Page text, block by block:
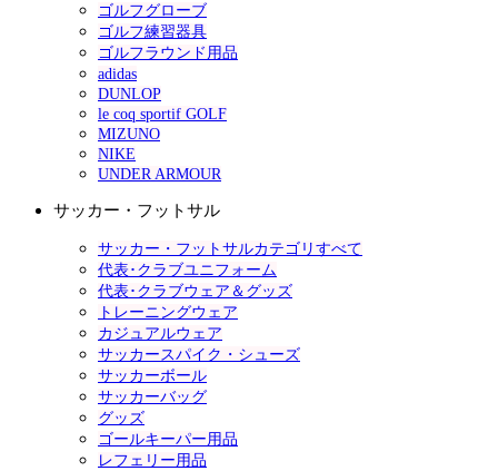
ゴルフグローブ
ゴルフ練習器具
ゴルフラウンド用品
adidas
DUNLOP
le coq sportif GOLF
MIZUNO
NIKE
UNDER ARMOUR
サッカー・フットサル
サッカー・フットサルカテゴリすべて
代表･クラブユニフォーム
代表･クラブウェア＆グッズ
トレーニングウェア
カジュアルウェア
サッカースパイク・シューズ
サッカーボール
サッカーバッグ
グッズ
ゴールキーパー用品
レフェリー用品